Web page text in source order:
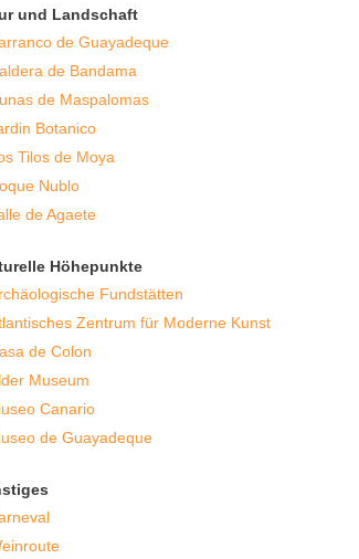
und Landschaft
de Guayadeque
de Bandama
de Maspalomas
Botanico
Tilos de Moya
Nublo
de Agaete
Höhepunkte
Fundstätten
Zentrum für Moderne Kunst
de Colon
Museum
Canario
de Guayadeque